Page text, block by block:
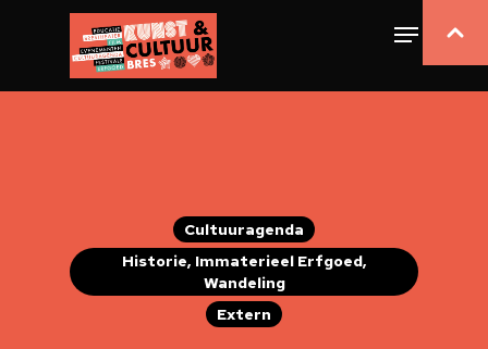
Cultuuragenda
Historie, Immaterieel Erfgoed,
Wandeling
Extern